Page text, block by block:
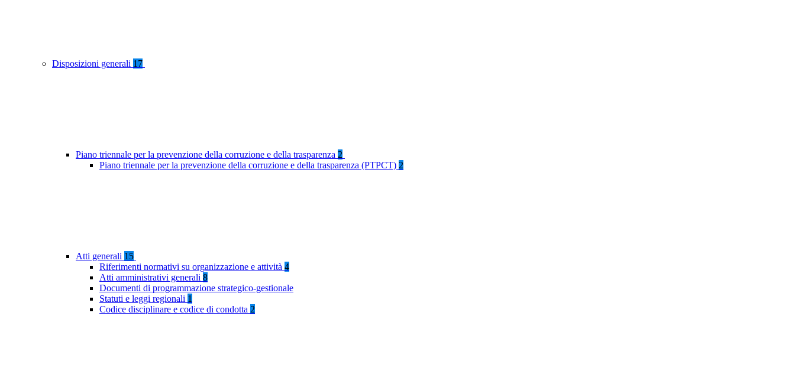
Disposizioni generali 17
Piano triennale per la prevenzione della corruzione e della trasparenza 2
Piano triennale per la prevenzione della corruzione e della trasparenza (PTPCT) 2
Atti generali 15
Riferimenti normativi su organizzazione e attività 4
Atti amministrativi generali 8
Documenti di programmazione strategico-gestionale
Statuti e leggi regionali 1
Codice disciplinare e codice di condotta 2